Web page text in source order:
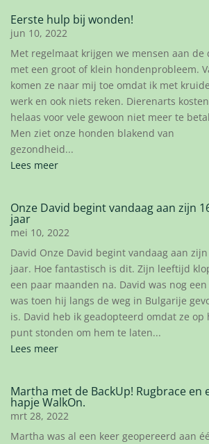
Eerste hulp bij wonden!
jun 10, 2022
Met regelmaat krijgen we mensen aan de
met een groot of klein hondenprobleem.
komen ze naar mij toe omdat ik met
werk en ook niets reken. Dierenarts
helaas voor vele gewoon niet meer te
Men ziet onze honden blakend van
gezondheid...
Lees meer
Onze David begint vandaag aan zijn
jaar
mei 10, 2022
David Onze David begint vandaag aan
jaar. Hoe fantastisch is dit. Zijn leeftijd
een paar maanden na. David was nog
was toen hij langs de weg in Bulgarije
is. David heb ik geadopteerd omdat ze op
punt stonden om hem te laten...
Lees meer
Martha met de BackUp! Rugbrace en
hapje WalkOn.
mrt 28, 2022
Martha was al een keer geopereerd aan